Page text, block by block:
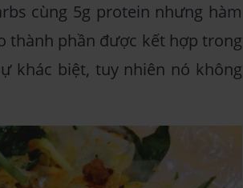
cùng 5g protein nhưng hàm
thành phần được kết hợp trong
khác biệt, tuy nhiên nó không